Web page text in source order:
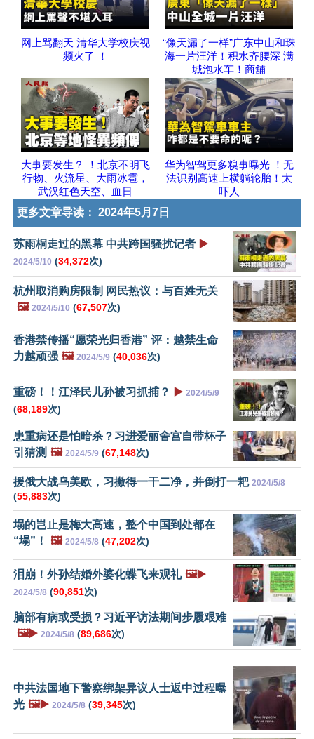
网上骂翻天 清华大学校庆视
频火了 ！
“像天漏了一样”广东中山和珠
海一片汪洋！积水齐腰深 满
城泡水车！商舖
大事要发生？ ！北京不明飞
行物、火流星、大雨冰雹，
武汉红色天空、血日
华为智驾更多糗事曝光 ！无
法识别高速上横躺轮胎！太
吓人
更多文章导读： 2024年5月7日
苏雨桐走过的黑幕 中共跨国骚扰记者 ▶️
2024/5/10 (34,372次)
杭州取消购房限制 网民热议：与百姓无关
🖼️ 2024/5/10 (67,507次)
香港禁传播“愿荣光归香港” 评：越禁生命
力越顽强 🖼️ 2024/5/9 (40,036次)
重磅！！江泽民儿孙被习抓捕？ ▶️ 2024/5/9
(68,189次)
患重病还是怕暗杀？习进爱丽舍宫自带杯子
引猜测 🖼️ 2024/5/9 (67,148次)
援俄大战乌美欧，习撇得一干二净，并倒打一耙 2024/5/8
(55,883次)
塌的岂止是梅大高速，整个中国到处都在
“塌”！
🖼️ 2024/5/8 (47,202次)
泪崩！外孙结婚外婆化蝶飞来观礼 🖼️▶️
2024/5/8 (90,851次)
脑部有病或受损？习近平访法期间步履艰难
🖼️▶️ 2024/5/8 (89,686次)
中共法国地下警察绑架异议人士返中过程曝
光 🖼️▶️ 2024/5/8 (39,345次)